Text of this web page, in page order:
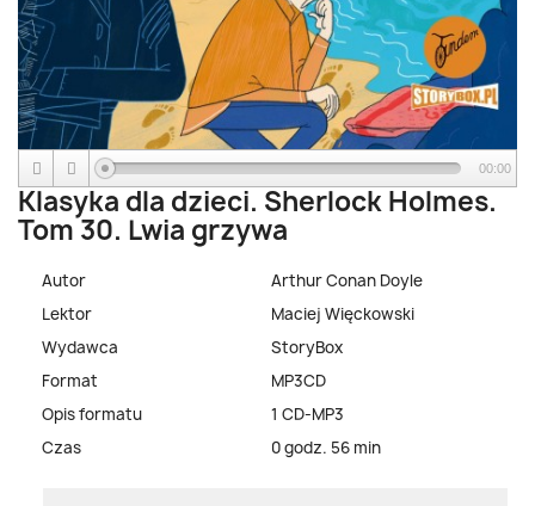
00:00
Klasyka dla dzieci. Sherlock Holmes.
Tom 30. Lwia grzywa
Autor
Arthur Conan Doyle
Lektor
Maciej Więckowski
Wydawca
StoryBox
Format
MP3CD
Opis formatu
1 CD-MP3
Czas
0 godz. 56 min